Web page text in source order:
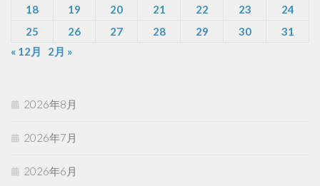
18
19 20 21 22 23
24
25
26 27 28 29 30
31
« 12月
2月 »
2026年8月
2026年7月
2026年6月